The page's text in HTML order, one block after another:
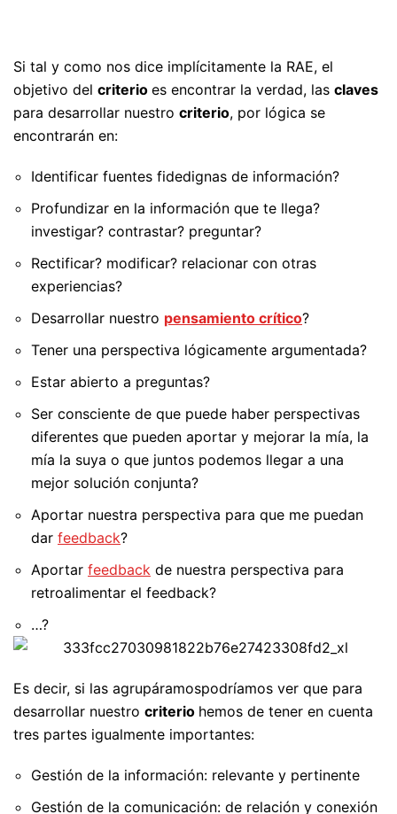
Si tal y como nos dice implícitamente la RAE, el
objetivo del criterio es encontrar la verdad, las claves
para desarrollar nuestro criterio, por lógica se
encontrarán en:
Identificar fuentes fidedignas de información?
Profundizar en la información que te llega?
investigar? contrastar? preguntar?
Rectificar? modificar? relacionar con otras
experiencias?
Desarrollar nuestro pensamiento crítico?
Tener una perspectiva lógicamente argumentada?
Estar abierto a preguntas?
Ser consciente de que puede haber perspectivas
diferentes que pueden aportar y mejorar la mía, la
mía la suya o que juntos podemos llegar a una
mejor solución conjunta?
Aportar nuestra perspectiva para que me puedan
dar feedback?
Aportar feedback de nuestra perspectiva para
retroalimentar el feedback?
…?
Es decir, si las agrupáramospodríamos ver que para
desarrollar nuestro criterio hemos de tener en cuenta
tres partes igualmente importantes:
Gestión de la información: relevante y pertinente
Gestión de la comunicación: de relación y conexión